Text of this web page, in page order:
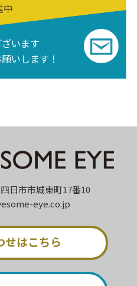
中
います
いします！
日市市城東町17番10
eye.co.jp
せはこちら